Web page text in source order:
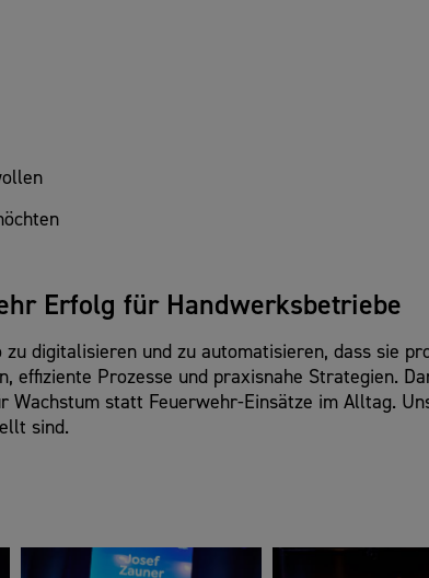
Erfolg für Handwerksbetriebe
digitalisieren und zu automatisieren, dass sie
effiziente Prozesse und praxisnahe Strategien.
statt Feuerwehr-Einsätze im Alltag.
sind.